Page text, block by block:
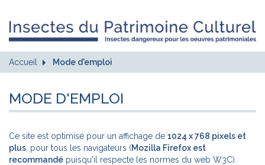
Accueil Mode d'emploi
MODE D'EMPLOI
Ce site est optimisé pour un affichage de 1024 x 768 pixels et
plus , pour tous les navigateurs (Mozilla Firefox est
recommandé puisqu'il respecte les normes du web W3C).